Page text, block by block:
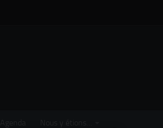
Agenda Nous y étions…